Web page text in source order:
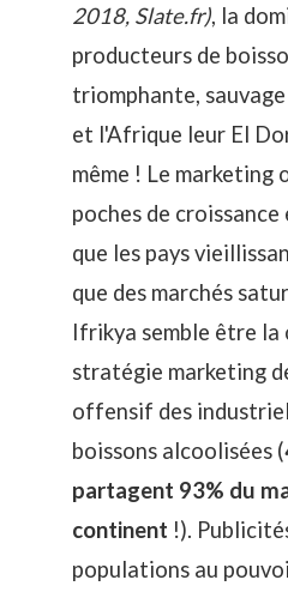
2018, Slate.fr), la
producteurs de
triomphante,
et l'Afrique leur El
même ! Le marketing
poches de
que les pays
que des marchés
Ifrikya semble être la
stratégie marketing
offensif des
boissons alcoolisées (
partagent 93% du
continent !).
populations au